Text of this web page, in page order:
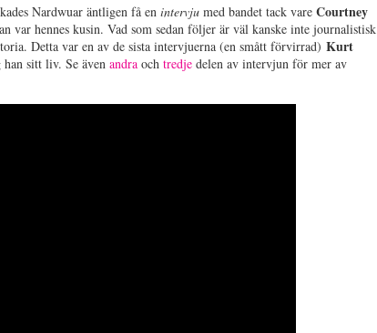
Nardwuar äntligen få enintervju med bandet tack vareCourtney
var hennes kusin. Vad som sedan följer är väl kanske inte journalistisk
Detta var en av de sista intervjuerna (en smått förvirrad)Kurt
han sitt liv. Se ävenandra ochtredje delen av intervjun för mer av